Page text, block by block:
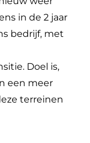
in de 2 jaar
bedrijf, met
Doel is,
een meer
terreinen